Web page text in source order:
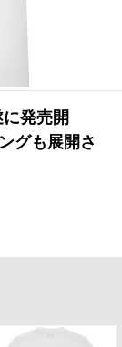
発売開
グも展開さ